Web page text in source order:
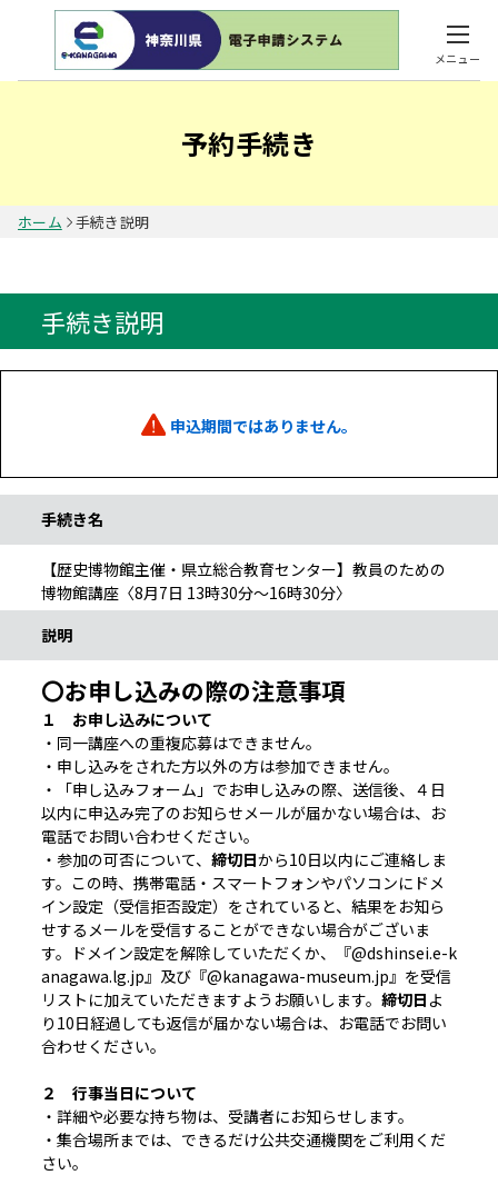
メニュー
予約手続き
ホーム 手続き説明
手続き説明
申込期間ではありません。
手続き名
【歴史博物館主催・県立総合教育センター】教員のための
博物館講座〈8月7日 13時30分～16時30分〉
説明
〇お申し込みの際の注意事項
１ お申し込みについて
・同一講座への重複応募はできません。
・申し込みをされた方以外の方は参加できません。
・「申し込みフォーム」でお申し込みの際、送信後、４日
以内に申込み完了のお知らせメールが届かない場合は、お
電話でお問い合わせください。
・参加の可否について、 締切日から10日以内にご連絡しま
す。この時、携帯電話・スマートフォンやパソコンにドメ
イン設定（受信拒否設定）をされていると、結果をお知ら
せするメールを受信することができない場合がございま
す。ドメイン設定を解除していただくか、『@dshinsei.e-k
anagawa.lg.jp』及び『@kanagawa-museum.jp』を受信
リストに加えていただきますようお願いします。 締切日 よ
り10日経過しても返信が届かない場合は、お電話でお問い
合わせください。
２ 行事当日について
・詳細や必要な持ち物は、受講者にお知らせします。
・集合場所までは、できるだけ公共交通機関をご利用くだ
さい。